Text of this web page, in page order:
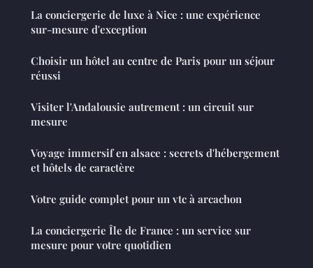
La conciergerie de luxe à Nice : une expérience
sur-mesure d'exception
Choisir un hôtel au centre de Paris pour un séjour
réussi
Visiter l'Andalousie autrement : un circuit sur
mesure
Voyage immersif en alsace : secrets d'hébergement
et hôtels de caractère
Votre guide complet pour un vtc à arcachon
La conciergerie Île de France : un service sur
mesure pour votre quotidien